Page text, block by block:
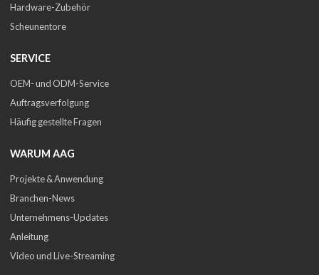
Hardware-Zubehör
Scheunentore
SERVICE
OEM- und ODM-Service
Auftragsverfolgung
Häufig gestellte Fragen
WARUM AAG
Projekte & Anwendung
Branchen-News
Unternehmens-Updates
Anleitung
Video und Live-Streaming